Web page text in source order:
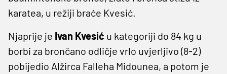
karatea, u režiji braće Kvesić.
Njaprije je Ivan Kvesić u kategoriji do 84 kg u
borbi za brončano odličje vrlo uvjerljivo (8-2)
pobijedio Alžirca Falleha Midounea, a potom je